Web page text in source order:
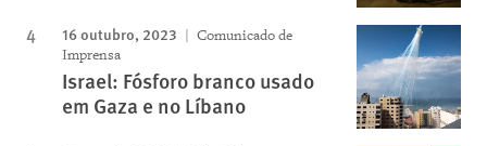
16 outubro, 2023
Comunicado de
Imprensa
Israel: Fósforo branco usado
em Gaza e no Líbano